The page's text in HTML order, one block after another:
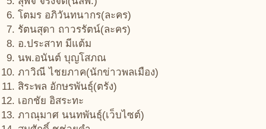
โตมร อภิวันทนากร(ละคร)
รัตนสุดา ถาวรรัตน์(ละคร)
อ.ประสาท มีแต้ม
นพ.อนันต์ บุญโสภณ
ภาวิณี ไชยภาค(นักข่าวพลเมือง)
สิระพล อักษรพันธุ์(ตรัง)
เอกชัย อิสระทะ
ภาณุมาศ นนทพันธุ์(เว็บไซต์)